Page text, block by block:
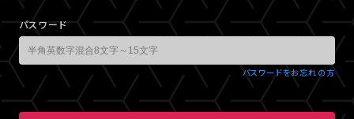
パスワード
パスワードをお忘れの方